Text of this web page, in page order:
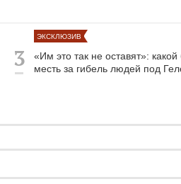
«Им это так не оставят»: какой
месть за гибель людей под
ЭКСКЛЮЗИВ